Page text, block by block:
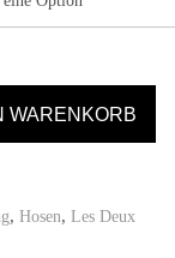
WARENKORB
, Hosen, Les Deux